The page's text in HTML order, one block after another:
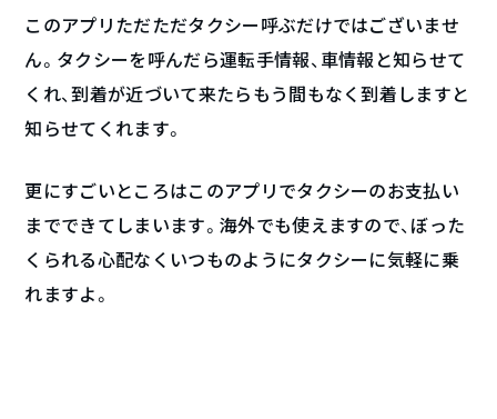
このアプリただただタクシー呼ぶだけではございませ
ん。タクシーを呼んだら運転手情報、車情報と知らせて
くれ、到着が近づいて来たらもう間もなく到着しますと
知らせてくれます。
更にすごいところはこのアプリでタクシーのお支払い
までできてしまいます。海外でも使えますので、ぼった
くられる心配なくいつものようにタクシーに気軽に乗
れますよ。